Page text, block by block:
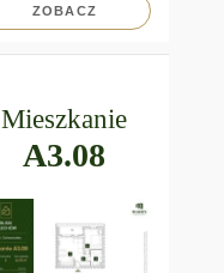
ZOBACZ
Mieszkanie
A3.08